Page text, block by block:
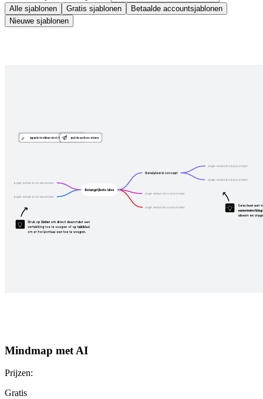
Alle sjablonen Gratis sjablonen
Betaalde accountsjablonen
Nieuwe sjablonen
Mindmap met AI
Prijzen:
Gratis